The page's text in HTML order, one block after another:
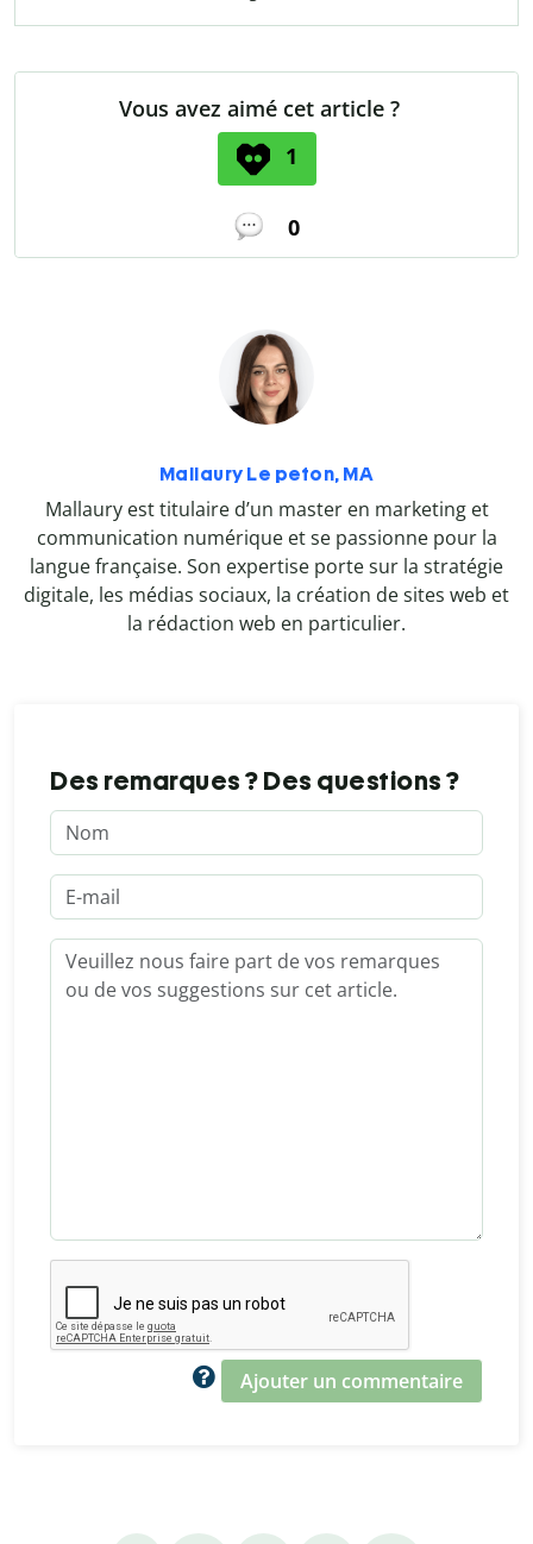
Vous avez aimé cet article ?
1
0
Mallaury Le peton, MA
Mallaury est titulaire d’un master en marketing et
communication numérique et se passionne pour la
langue française. Son expertise porte sur la stratégie
digitale, les médias sociaux, la création de sites web et
la rédaction web en particulier.
Des remarques ? Des questions ?
Ajouter un commentaire